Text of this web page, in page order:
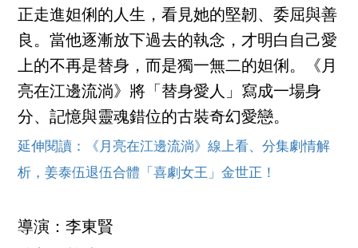
正走進妲俐的人生，看見她的堅韌、委屈與善
良。當他逐漸放下過去的執念，才明白自己愛
上的不再是替身，而是獨一無二的妲俐。《月
亮在江邊流淌》將「替身愛人」寫成一場身
分、記憶與靈魂錯位的古裝奇幻愛戀。
延伸閱讀：《月亮在江邊流淌》線上看、分集劇情解
析，姜泰伍退伍合體「喜劇女王」金世正！
導演：李東賢